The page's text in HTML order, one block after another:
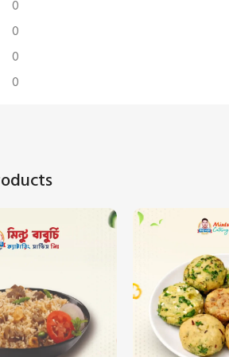
0
0
0
0